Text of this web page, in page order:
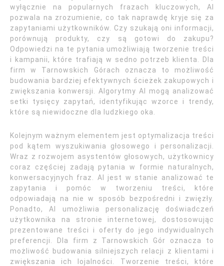
wyłącznie na popularnych frazach kluczowych, AI
pozwala na zrozumienie, co tak naprawdę kryje się za
zapytaniami użytkowników. Czy szukają oni informacji,
porównują produkty, czy są gotowi do zakupu?
Odpowiedzi na te pytania umożliwiają tworzenie treści
i kampanii, które trafiają w sedno potrzeb klienta. Dla
firm w Tarnowskich Górach oznacza to możliwość
budowania bardziej efektywnych ścieżek zakupowych i
zwiększania konwersji. Algorytmy AI mogą analizować
setki tysięcy zapytań, identyfikując wzorce i trendy,
które są niewidoczne dla ludzkiego oka.
Kolejnym ważnym elementem jest optymalizacja treści
pod kątem wyszukiwania głosowego i personalizacji.
Wraz z rozwojem asystentów głosowych, użytkownicy
coraz częściej zadają pytania w formie naturalnych,
konwersacyjnych fraz. AI jest w stanie analizować te
zapytania i pomóc w tworzeniu treści, które
odpowiadają na nie w sposób bezpośredni i zwięzły.
Ponadto, AI umożliwia personalizację doświadczeń
użytkownika na stronie internetowej, dostosowując
prezentowane treści i oferty do jego indywidualnych
preferencji. Dla firm z Tarnowskich Gór oznacza to
możliwość budowania silniejszych relacji z klientami i
zwiększania ich lojalności. Tworzenie treści, które